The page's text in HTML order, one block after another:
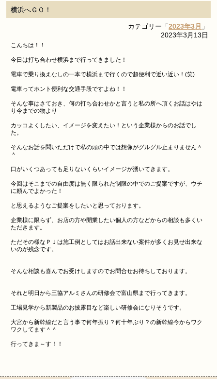
横浜へＧＯ！
カテゴリー「2023年3月 」
2023年3月13日
こんちは！！
今日は打ち合わせ横浜まで行ってきました！
電車で乗り換えなしの一本で横浜まで行くので超便利で近い近い！(笑)
電車ってホント便利な交通手段ですよね！！
そんな事はさておき、何の打ち合わせかと言うと私の所へ頂くお話はやは
り今までの物より
カッコよくしたい、イメージを変えたい！という企業様からのお話でし
た。
そんなお話を聞いただけで私の頭の中では想像がグルグル止まりません＾
＾
口がいくつあっても足りないくらいイメージが湧いてきます。
今回はそこまでの自由度は無く限られた制限の中でのご提案ですが、ウチ
に頼んでよかった！
と思えるようなご提案をしたいと思っております。
企業様に限らず、お店の方や開業したい個人の方などからの相談も多くい
ただきます。
ただその様なＰＪは施工例としてはお話出来ない案件が多くお見せ出来な
いのが残念です。
そんな相談も喜んでお受けしますのでお問合せお待ちしております。
それと明日から三協アルミさんの研修会で富山県まで行ってきます。
工場見学から新製品のお披露目など楽しい研修会になりそうです。
大宮から新幹線だと言う事で何年振り？何十年ぶり？の新幹線今からワク
ワクしてます＾＾
行ってきま～す！！